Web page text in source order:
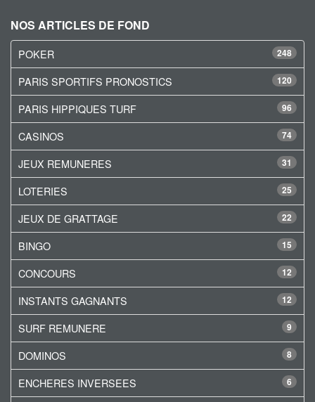
NOS ARTICLES DE FOND
248
POKER
120
PARIS SPORTIFS PRONOSTICS
96
PARIS HIPPIQUES TURF
74
CASINOS
31
JEUX REMUNERES
25
LOTERIES
22
JEUX DE GRATTAGE
15
BINGO
12
CONCOURS
12
INSTANTS GAGNANTS
9
SURF REMUNERE
8
DOMINOS
6
ENCHERES INVERSEES